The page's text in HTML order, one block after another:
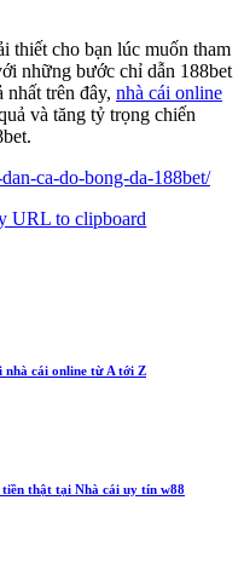
thiết cho bạn lúc muốn tham
những bước chỉ dẫn 188bet
trên đây, nhà cái online
và tăng tỷ trọng chiến
ca-do-bong-da-188bet/
URL to clipboard
nhà cái online từ A tới Z
tiền thật tại Nhà cái uy tín w88